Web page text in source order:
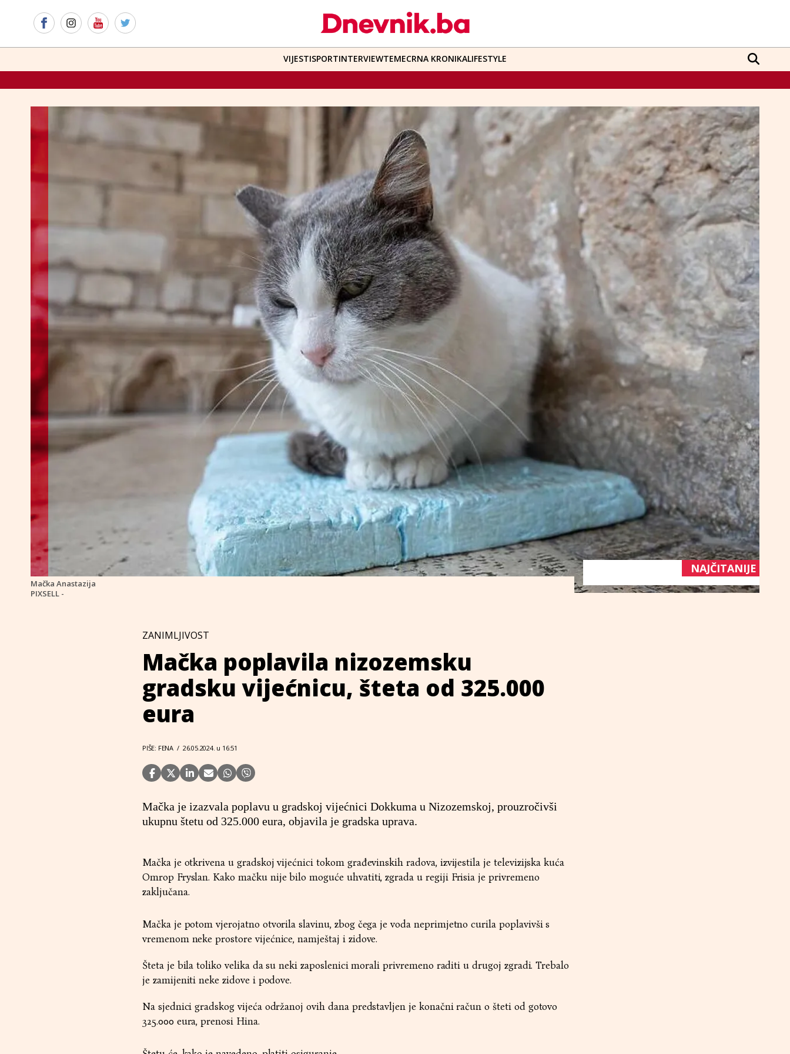
VIJESTISPORTINTERVIEWTEMECRNA KRONIKALIFESTYLE
Mačka Anastazija
PIXSELL -
ZANIMLJIVOST
Mačka poplavila nizozemsku
gradsku vijećnicu, šteta od 325.000
eura
PIŠE: FENA / 26.05.2024. u 16:51
Mačka je izazvala poplavu u gradskoj vijećnici Dokkuma u Nizozemskoj, prouzročivši
ukupnu štetu od 325.000 eura, objavila je gradska uprava.
Mačka je otkrivena u gradskoj vijećnici tokom građevinskih radova, izvijestila je televizijska kuća
Omrop Fryslan. Kako mačku nije bilo moguće uhvatiti, zgrada u regiji Frisia je privremeno
zaključana.
Mačka je potom vjerojatno otvorila slavinu, zbog čega je voda neprimjetno curila poplavivši s
vremenom neke prostore vijećnice, namještaj i zidove.
Šteta je bila toliko velika da su neki zaposlenici morali privremeno raditi u drugoj zgradi. Trebalo
je zamijeniti neke zidove i podove.
Na sjednici gradskog vijeća održanoj ovih dana predstavljen je konačni račun o šteti od gotovo
325.000 eura, prenosi Hina.
NAJČITANIJE